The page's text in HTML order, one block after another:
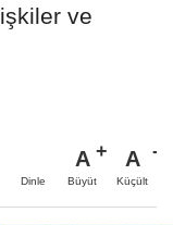
ve
Dinle
A
Büyüt
A
Küçült